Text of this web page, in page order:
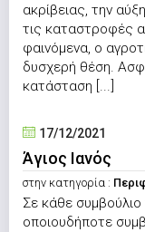
ακρίβειας, την
τις καταστροφές
φαινόμενα, ο
δυσχερή θέση.
κατάσταση [...]
17/12/2021
Άγιος Ιανός
στην κατηγορία :
Σε κάθε
οποιουδήποτε